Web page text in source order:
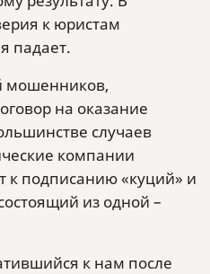
к юристам
падает.
мошенников,
на оказание
случаев
компании
подписанию «куций» и
из одной –
к нам после